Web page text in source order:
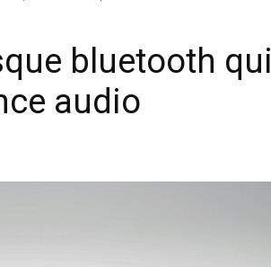
bluetooth qui
audio